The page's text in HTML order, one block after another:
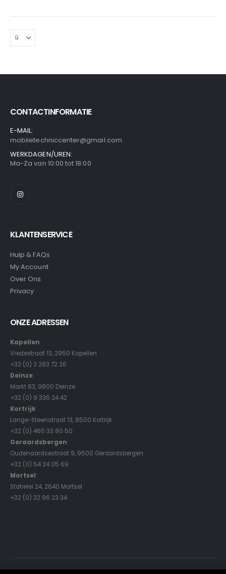
CONTACTINFORMATIE
E-MAIL:
mobiletechniccenter@gmail.com
WERKDAGEN/UREN:
Ma-Za van 10:00 tot 18:00
KLANTENSERVICE
Hulp & FAQs
My Account
Over Ons
Privacy
ONZE ADRESSEN
Kapellen:
Vredestraat 13, 2950 Kapellen
+32 (0) 3 283 72 26
Deinze:
Markt 83, 9800 Deinze
+32 (0) 9 336 24 42
Kortrijk:
Lange-Steenstraat 13, 8500 Kortrijk
+32 (0) 465 33 80 50
Geraardsbergen:
Oudenaardsestraat 9, 9500 Geraardsbergen
+32 (0) 54 24 05 69
Mortsel:
Statielei 24, 2640 Mortsel
+32 (0) 32 96 23 34